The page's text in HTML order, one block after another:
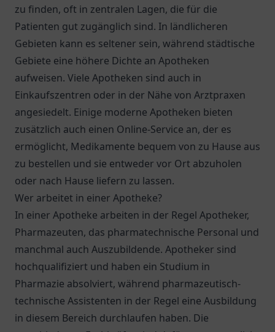
zu finden, oft in zentralen Lagen, die für die
Patienten gut zugänglich sind. In ländlicheren
Gebieten kann es seltener sein, während städtische
Gebiete eine höhere Dichte an Apotheken
aufweisen. Viele Apotheken sind auch in
Einkaufszentren oder in der Nähe von Arztpraxen
angesiedelt. Einige moderne Apotheken bieten
zusätzlich auch einen Online-Service an, der es
ermöglicht, Medikamente bequem von zu Hause aus
zu bestellen und sie entweder vor Ort abzuholen
oder nach Hause liefern zu lassen.
Wer arbeitet in einer Apotheke?
In einer Apotheke arbeiten in der Regel Apotheker,
Pharmazeuten, das pharmatechnische Personal und
manchmal auch Auszubildende. Apotheker sind
hochqualifiziert und haben ein Studium in
Pharmazie absolviert, während pharmazeutisch-
technische Assistenten in der Regel eine Ausbildung
in diesem Bereich durchlaufen haben. Die